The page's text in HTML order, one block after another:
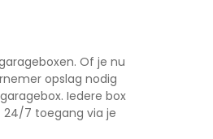
Of je nu
opslag nodig
Iedere box
24/7 toegang via je